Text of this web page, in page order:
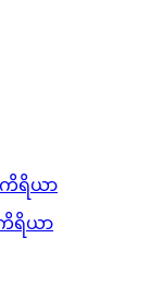
ကိရိယာ
ရိယာ